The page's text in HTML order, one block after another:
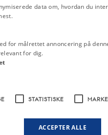
Conventuum civitatis
scan 95)
data om, hvordan du
for målrettet annoncering på
for dig.
STATISTISKE
ACCEPTER ALLE